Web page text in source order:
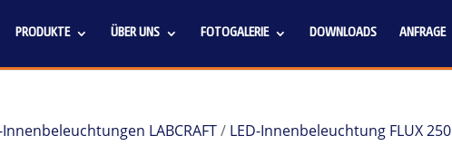
PRODUKTE ÜBER UNS FOTOGALERIE DOWNLOADS ANFRAGE
Innenbeleuchtungen LABCRAFT/ LED-Innenbeleuchtung FLUX 250